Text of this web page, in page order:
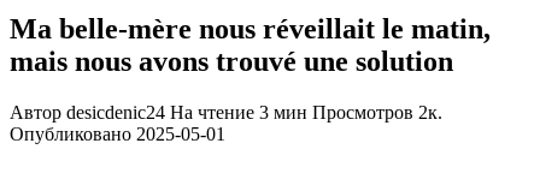
Ma belle-mère nous réveillait le matin,
mais nous avons trouvé une solution
Автор desicdenic24 На чтение 3 мин Просмотров 2к.
Опубликовано 2025-05-01